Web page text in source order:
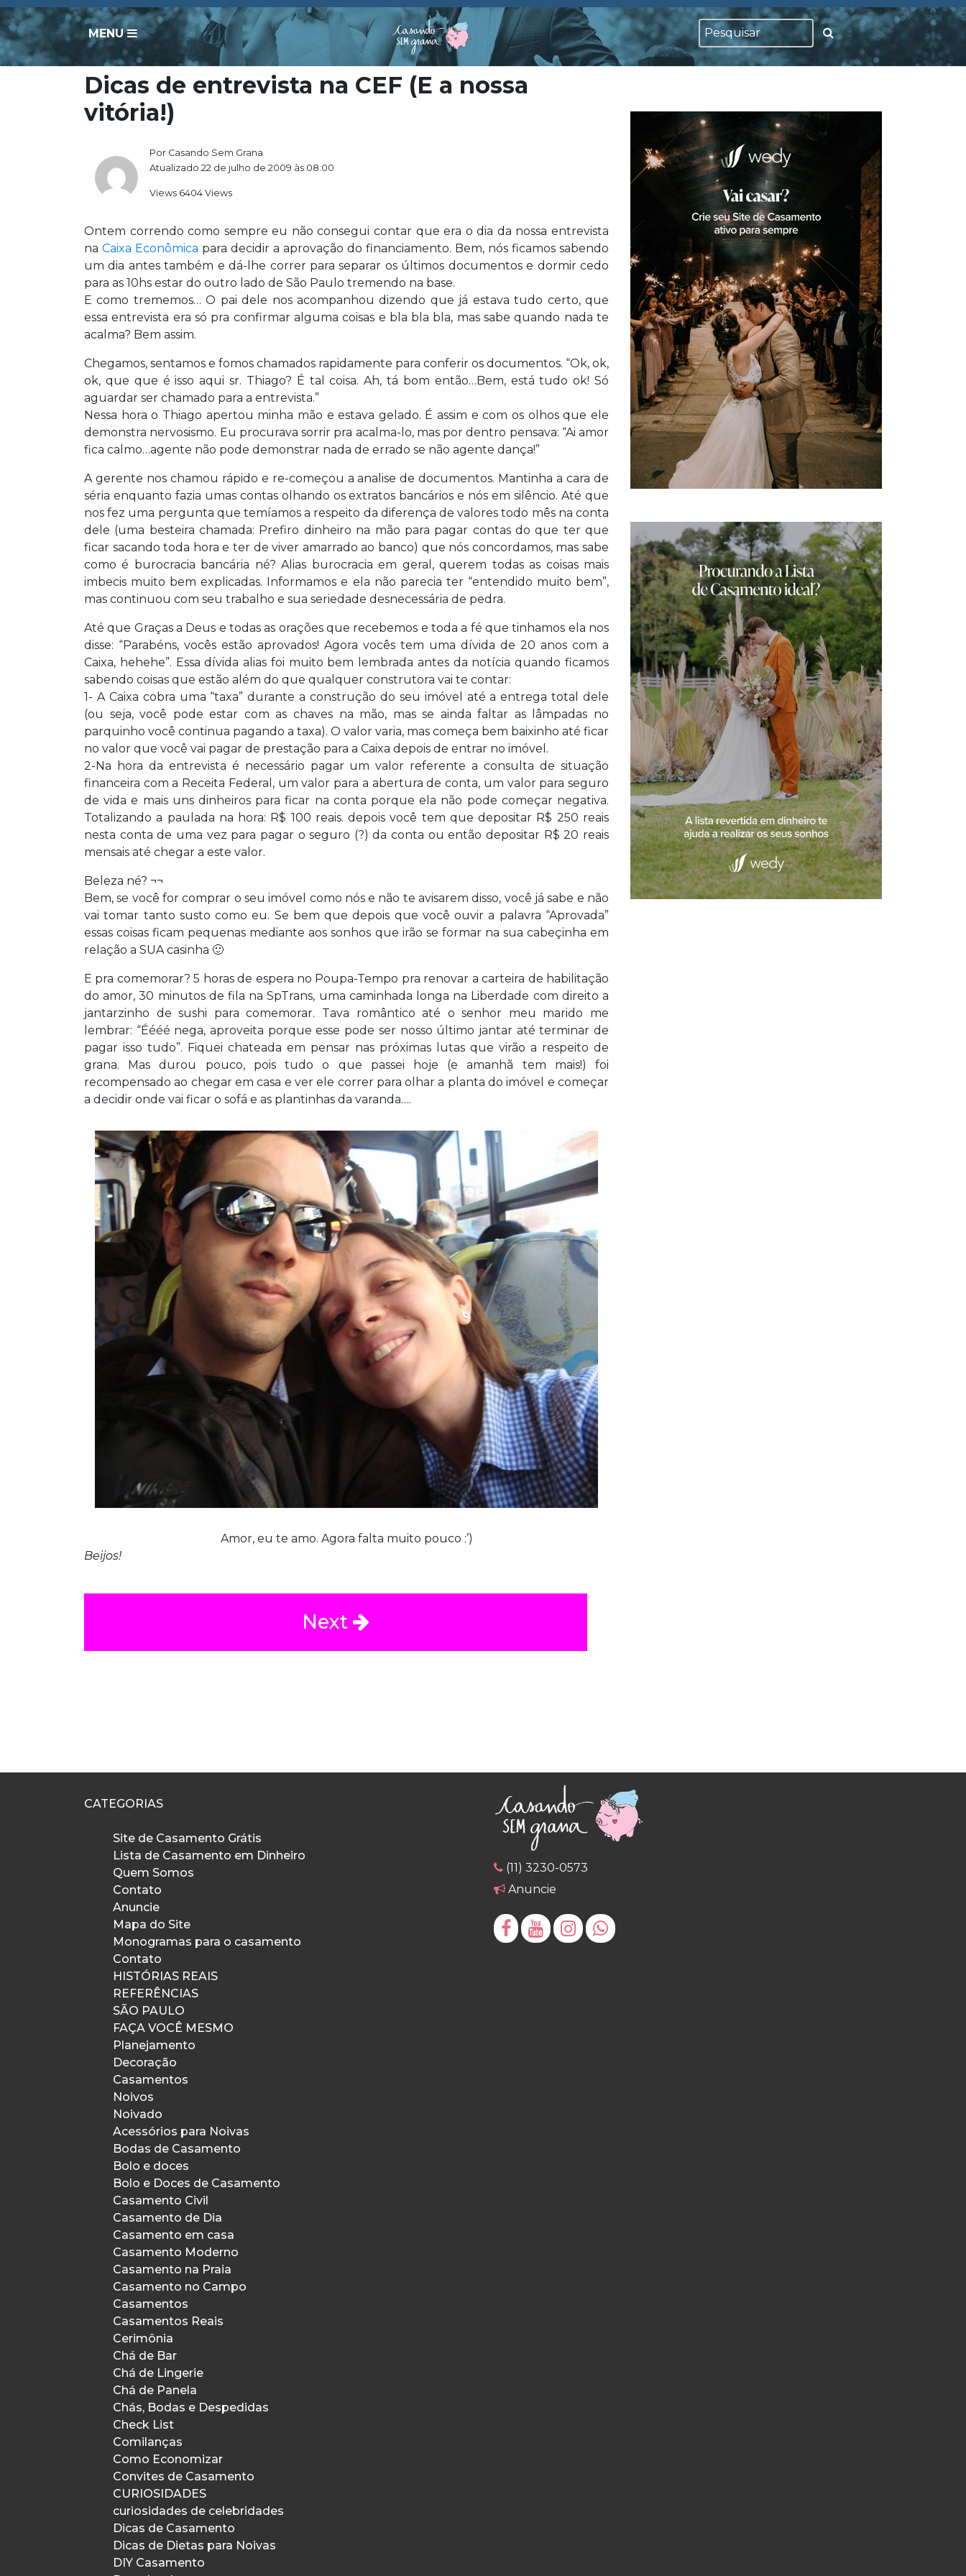
MENU
Dicas de entrevista na CEF (E a nossa
vitória!)
Por Casando Sem Grana
Atualizado 22 de julho de 2009 às 08:00
Views 6404 Views
Ontem correndo como sempre eu não consegui contar que era o dia da nossa entrevista
na Caixa Econômica para decidir a aprovação do financiamento. Bem, nós ficamos sabendo
um dia antes também e dá-lhe correr para separar os últimos documentos e dormir cedo
para as 10hs estar do outro lado de São Paulo tremendo na base.
E como trememos… O pai dele nos acompanhou dizendo que já estava tudo certo, que
essa entrevista era só pra confirmar alguma coisas e bla bla bla, mas sabe quando nada te
acalma? Bem assim.
Chegamos, sentamos e fomos chamados rapidamente para conferir os documentos. “Ok, ok,
ok, que que é isso aqui sr. Thiago? É tal coisa. Ah, tá bom então…Bem, está tudo ok! Só
aguardar ser chamado para a entrevista.”
Nessa hora o Thiago apertou minha mão e estava gelado. É assim e com os olhos que ele
demonstra nervosismo. Eu procurava sorrir pra acalma-lo, mas por dentro pensava: “Ai amor
fica calmo…agente não pode demonstrar nada de errado se não agente dança!”
A gerente nos chamou rápido e re-começou a analise de documentos. Mantinha a cara de
séria enquanto fazia umas contas olhando os extratos bancários e nós em silêncio. Até que
nos fez uma pergunta que temíamos a respeito da diferença de valores todo mês na conta
dele (uma besteira chamada: Prefiro dinheiro na mão para pagar contas do que ter que
ficar sacando toda hora e ter de viver amarrado ao banco) que nós concordamos, mas sabe
como é burocracia bancária né? Alias burocracia em geral, querem todas as coisas mais
imbecis muito bem explicadas. Informamos e ela não parecia ter “entendido muito bem”,
mas continuou com seu trabalho e sua seriedade desnecessária de pedra.
Até que Graças a Deus e todas as orações que recebemos e toda a fé que tinhamos ela nos
disse: “Parabéns, vocês estão aprovados! Agora vocês tem uma dívida de 20 anos com a
Caixa, hehehe”. Essa dívida alias foi muito bem lembrada antes da notícia quando ficamos
sabendo coisas que estão além do que qualquer construtora vai te contar:
1- A Caixa cobra uma “taxa” durante a construção do seu imóvel até a entrega total dele
(ou seja, você pode estar com as chaves na mão, mas se ainda faltar as lâmpadas no
parquinho você continua pagando a taxa). O valor varia, mas começa bem baixinho até ficar
no valor que você vai pagar de prestação para a Caixa depois de entrar no imóvel.
2-Na hora da entrevista é necessário pagar um valor referente a consulta de situação
financeira com a Receita Federal, um valor para a abertura de conta, um valor para seguro
de vida e mais uns dinheiros para ficar na conta porque ela não pode começar negativa.
Totalizando a paulada na hora: R$ 100 reais. depois você tem que depositar R$ 250 reais
nesta conta de uma vez para pagar o seguro (?) da conta ou então depositar R$ 20 reais
mensais até chegar a este valor.
Beleza né? ¬¬
Bem, se você for comprar o seu imóvel como nós e não te avisarem disso, você já sabe e não
vai tomar tanto susto como eu. Se bem que depois que você ouvir a palavra “Aprovada”
essas coisas ficam pequenas mediante aos sonhos que irão se formar na sua cabeçinha em
relação a SUA casinha 🙂
E pra comemorar? 5 horas de espera no Poupa-Tempo pra renovar a carteira de habilitação
do amor, 30 minutos de fila na SpTrans, uma caminhada longa na Liberdade com direito a
jantarzinho de sushi para comemorar. Tava romântico até o senhor meu marido me
lembrar: “Éééé nega, aproveita porque esse pode ser nosso último jantar até terminar de
pagar isso tudo”. Fiquei chateada em pensar nas próximas lutas que virão a respeito de
grana. Mas durou pouco, pois tudo o que passei hoje (e amanhã tem mais!) foi
recompensado ao chegar em casa e ver ele correr para olhar a planta do imóvel e começar
a decidir onde vai ficar o sofá e as plantinhas da varanda….
Amor, eu te amo. Agora falta muito pouco :’)
Beijos!
Next
CATEGORIAS
Site de Casamento Grátis
Lista de Casamento em Dinheiro
Quem Somos
Contato
Anuncie
Mapa do Site
Monogramas para o casamento
Contato
HISTÓRIAS REAIS
REFERÊNCIAS
SÃO PAULO
FAÇA VOCÊ MESMO
Planejamento
Decoração
Casamentos
Noivos
Noivado
Acessórios para Noivas
Bodas de Casamento
Bolo e doces
Bolo e Doces de Casamento
Casamento Civil
Casamento de Dia
Casamento em casa
Casamento Moderno
Casamento na Praia
Casamento no Campo
Casamentos
Casamentos Reais
Cerimônia
Chá de Bar
Chá de Lingerie
Chá de Panela
Chás, Bodas e Despedidas
Check List
Comilanças
Como Economizar
Convites de Casamento
CURIOSIDADES
curiosidades de celebridades
Dicas de Casamento
Dicas de Dietas para Noivas
DIY Casamento
(11) 3230-0573
Anuncie